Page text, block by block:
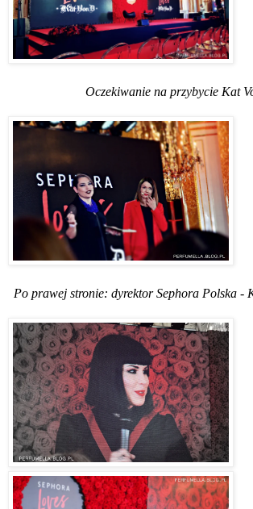
Oczekiwanie na przybycie Kat
Po prawej stronie: dyrektor Sephora Polska -